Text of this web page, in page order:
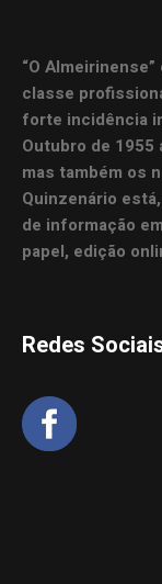
“O
classe
forte incidência
Outubro de
mas também os
Quinzenário
de informação
papel, edição
Redes